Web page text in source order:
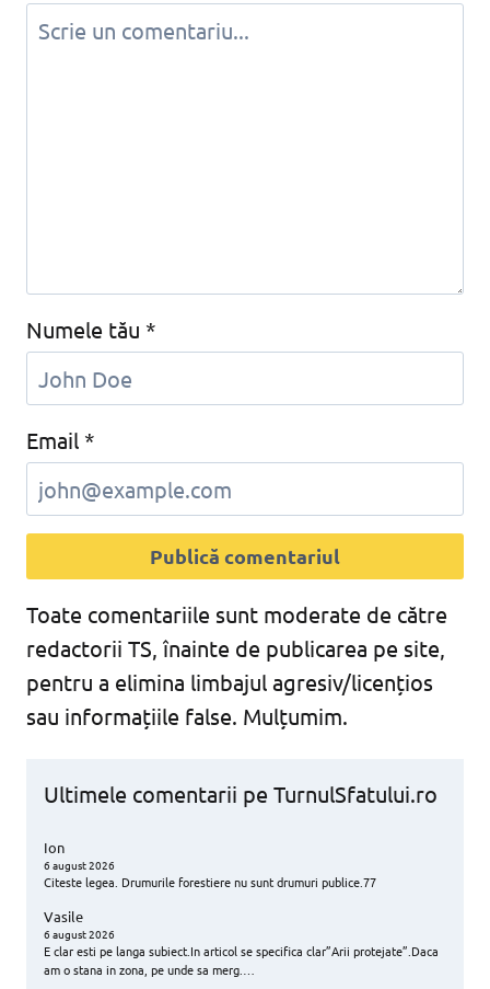
Numele tău *
Email *
Toate comentariile sunt moderate de către
redactorii TS, înainte de publicarea pe site,
pentru a elimina limbajul agresiv/licențios
sau informațiile false. Mulțumim.
Ultimele comentarii pe TurnulSfatului.ro
Ion
6 august 2026
Citeste legea. Drumurile forestiere nu sunt drumuri publice.77
Vasile
6 august 2026
E clar esti pe langa subiect.In articol se specifica clar”Arii protejate”.Daca
am o stana in zona, pe unde sa merg.…